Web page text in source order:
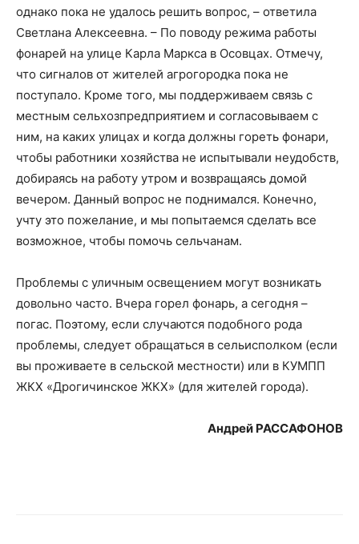
Газета
однако пока не удалось решить вопрос, – ответила
Светлана Алексеевна. – По поводу режима работы
фонарей на улице Карла Маркса в Осовцах. Отмечу,
что сигналов от жителей агрогородка пока не
поступало. Кроме того, мы поддерживаем связь с
местным сельхозпредприятием и согласовываем с
ним, на каких улицах и когда должны гореть фонари,
чтобы работники хозяйства не испытывали неудобств,
добираясь на работу утром и возвращаясь домой
вечером. Данный вопрос не поднимался. Конечно,
учту это пожелание, и мы попытаемся сделать все
возможное, чтобы помочь сельчанам.
Проблемы с уличным освещением могут возникать
довольно часто. Вчера горел фонарь, а сегодня –
погас. Поэтому, если случаются подобного рода
проблемы, следует обращаться в сельисполком (если
вы проживаете в сельской местности) или в КУМПП
ЖКХ «Дрогичинское ЖКХ» (для жителей города).
Андрей РАССАФОНОВ